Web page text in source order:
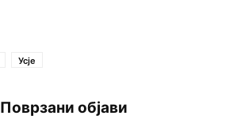
Усје
Поврзани објави